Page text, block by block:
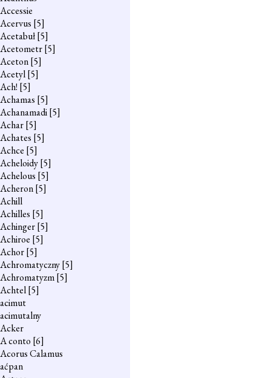
Accessie
Acervus [5]
Acetabuł[5]
Acetometr[5]
Aceton[5]
Acetyl[5]
Ach! [5]
Achamas [5]
Achanamadi[5]
Achar[5]
Achates [5]
Achce [5]
Acheloidy[5]
Achelous [5]
Acheron[5]
Achill
Achilles [5]
Achinger[5]
Achiroe [5]
Achor[5]
Achromatyczny[5]
Achromatyzm[5]
Achtel[5]
acimut
acimutalny
Acker
A conto [6]
Acorus Calamus
aćpan